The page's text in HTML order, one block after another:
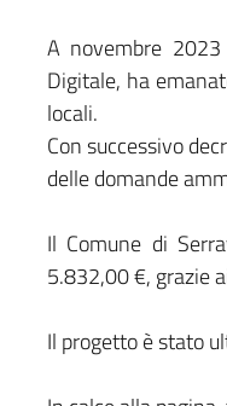
A novembre
Digitale, ha
locali.
Con successivo
delle domande
Il Comune di
5.832,00 €, grazie
Il progetto è stato